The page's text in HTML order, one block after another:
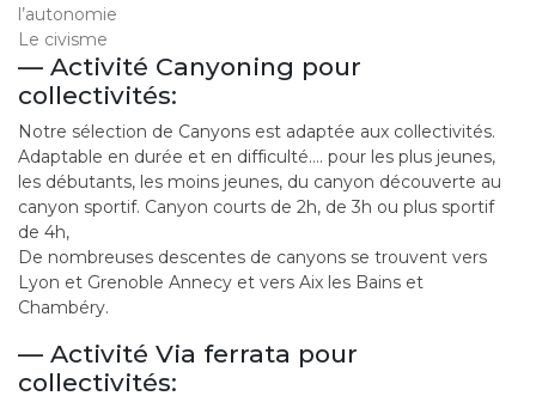
l’autonomie
Le civisme
— Activité Canyoning pour
collectivités:
Notre sélection de Canyons est adaptée aux collectivités.
Adaptable en durée et en difficulté…. pour les plus jeunes,
les débutants, les moins jeunes, du canyon découverte au
canyon sportif. Canyon courts de 2h, de 3h ou plus sportif
de 4h,
De nombreuses descentes de canyons se trouvent vers
Lyon et Grenoble Annecy et vers Aix les Bains et
Chambéry.
— Activité Via ferrata pour
collectivités: